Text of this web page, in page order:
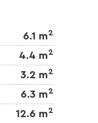
6.1 m2
4.4 m2
3.2 m2
6.3 m2
12.6 m2